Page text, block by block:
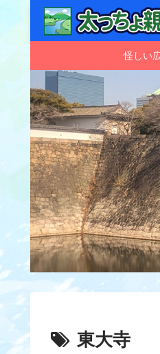
怪しい
東大寺